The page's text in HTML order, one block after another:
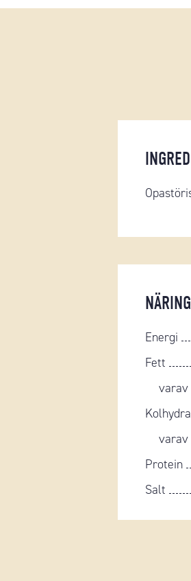
Energi
Fett
Protein
Salt